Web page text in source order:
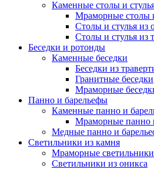
Каменные столы и
Мраморные столы
Столы и стулья из
Столы и стулья из
Беседки и ротонды
Каменные беседки
Беседки из
Гранитные беседки
Мраморные
Панно и барельефы
Каменные панно и
Мраморные панно
Медные панно и
Светильники из камня
Мраморные светильники
Светильники из оникса